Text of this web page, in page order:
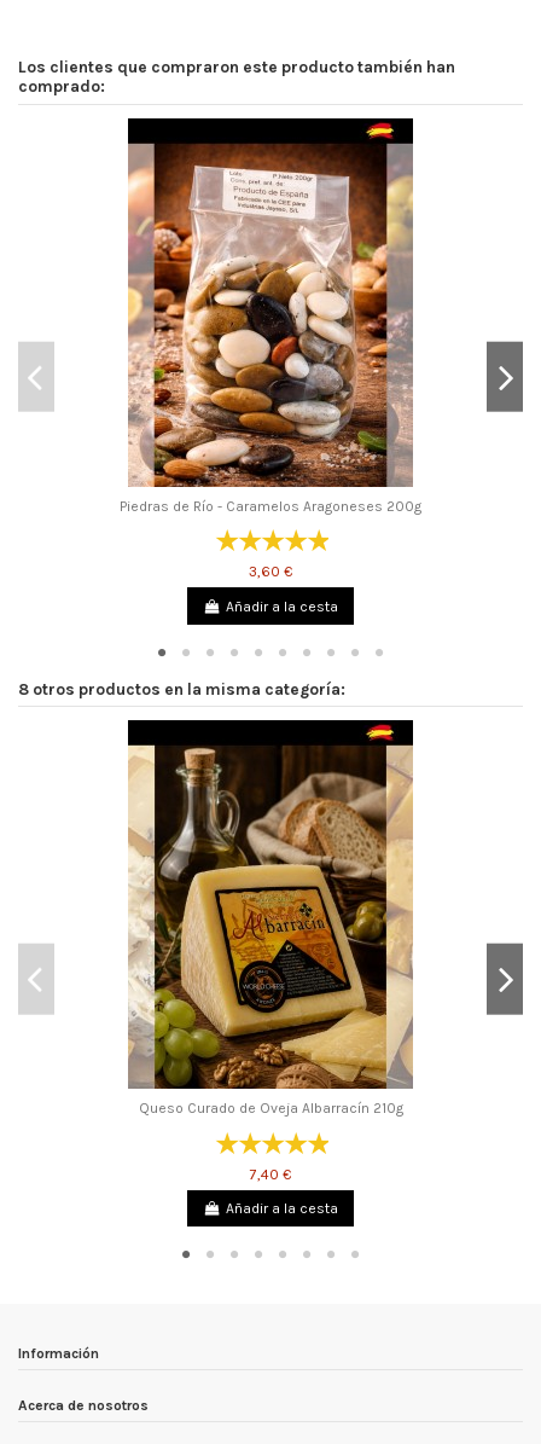
Los clientes que compraron este producto también han
comprado:
Piedras de Río - Caramelos Aragoneses 200g
3,60 €
Añadir a la cesta
8 otros productos en la misma categoría:
Queso Curado de Oveja Albarracín 210g
7,40 €
Añadir a la cesta
Información
Acerca de nosotros